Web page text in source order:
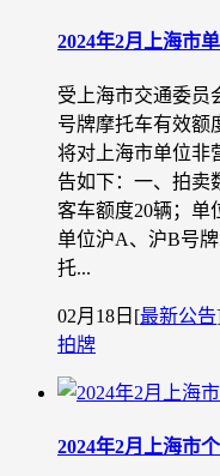
2024年2月上海市
受上海市交通委员
号牌摩托车有效额
将对上海市单位非
告如下：一、拍卖
客车额度20辆；单
单位沪A、沪B号
托...
02月18日 [最新公告
拍牌
2024年2月上海市